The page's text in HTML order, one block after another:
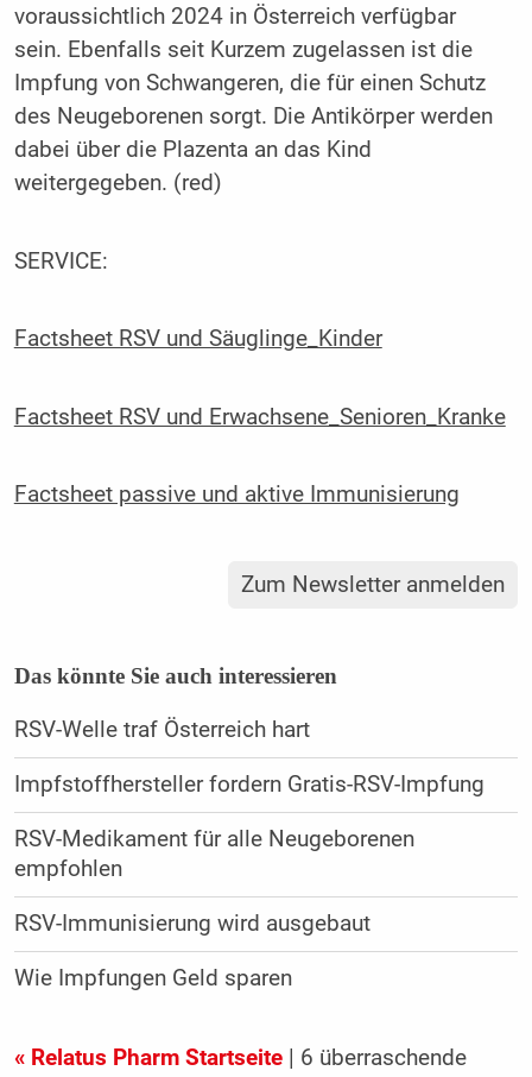
voraussichtlich 2024 in Österreich verfügbar
sein. Ebenfalls seit Kurzem zugelassen ist die
Impfung von Schwangeren, die für einen Schutz
des Neugeborenen sorgt. Die Antikörper werden
dabei über die Plazenta an das Kind
weitergegeben. (red)
SERVICE:
Factsheet RSV und Säuglinge_Kinder
Factsheet RSV und Erwachsene_Senioren_Kranke
Factsheet passive und aktive Immunisierung
Zum Newsletter anmelden
Das könnte Sie auch interessieren
RSV-Welle traf Österreich hart
Impfstoffhersteller fordern Gratis-RSV-Impfung
RSV-Medikament für alle Neugeborenen
empfohlen
RSV-Immunisierung wird ausgebaut
Wie Impfungen Geld sparen
« Relatus Pharm Startseite| 6 überraschende